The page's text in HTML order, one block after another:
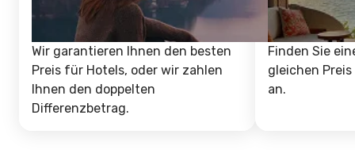
Wir garantieren Ihnen den besten
Preis für Hotels, oder wir zahlen
Ihnen den doppelten
Differenzbetrag.
Finden Sie
gleichen
an.